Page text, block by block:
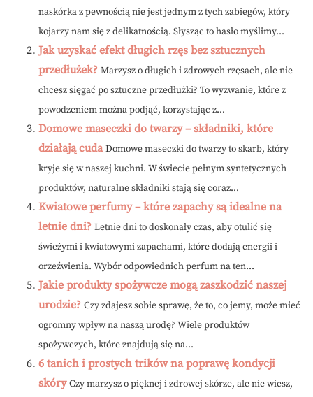
naskórka z pewnością nie jest jednym z tych zabiegów, który
kojarzy nam się z delikatnością. Słysząc to hasło myślimy...
Jak uzyskać efekt długich rzęs bez sztucznych
przedłużek? Marzysz o długich i zdrowych rzęsach, ale nie
chcesz sięgać po sztuczne przedłużki? To wyzwanie, które z
powodzeniem można podjąć, korzystając z...
Domowe maseczki do twarzy – składniki, które
działają cuda Domowe maseczki do twarzy to skarb, który
kryje się w naszej kuchni. W świecie pełnym syntetycznych
produktów, naturalne składniki stają się coraz...
Kwiatowe perfumy – które zapachy są idealne na
letnie dni? Letnie dni to doskonały czas, aby otulić się
świeżymi i kwiatowymi zapachami, które dodają energii i
orzeźwienia. Wybór odpowiednich perfum na ten...
Jakie produkty spożywcze mogą zaszkodzić naszej
urodzie? Czy zdajesz sobie sprawę, że to, co jemy, może mieć
ogromny wpływ na naszą urodę? Wiele produktów
spożywczych, które znajdują się na...
6 tanich i prostych trików na poprawę kondycji
skóry Czy marzysz o pięknej i zdrowej skórze, ale nie wiesz,